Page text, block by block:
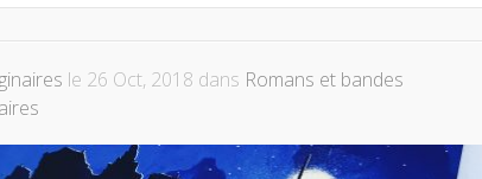
le 26 Oct, 2018 dans Romans et bandes